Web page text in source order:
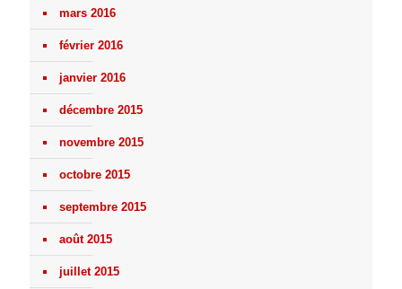
mars 2016
février 2016
janvier 2016
décembre 2015
novembre 2015
octobre 2015
septembre 2015
août 2015
juillet 2015